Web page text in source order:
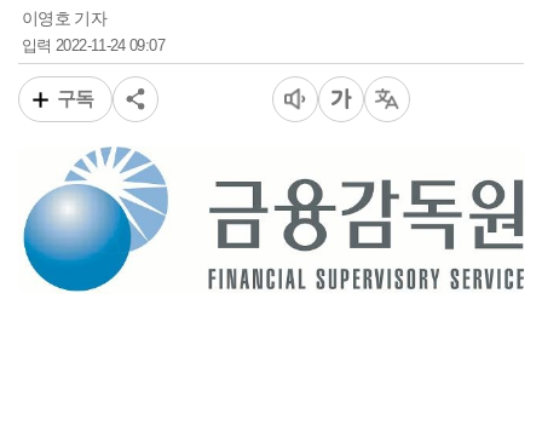
이영호 기자
입력2022-11-24 09:07
구독